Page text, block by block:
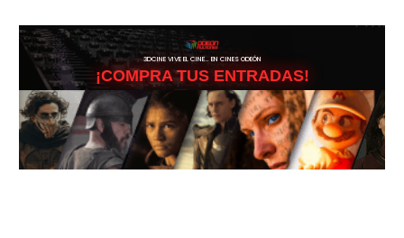
3DCINE VIVE EL CINE… EN CINES ODEÓN
¡COMPRA TUS ENTRADAS!